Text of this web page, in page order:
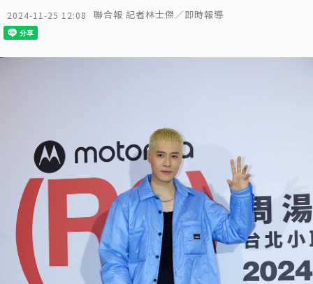
2024-11-25 12:08 聯合報 記者林士傑／即時報導